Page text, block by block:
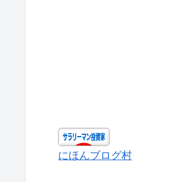
にほんブログ村